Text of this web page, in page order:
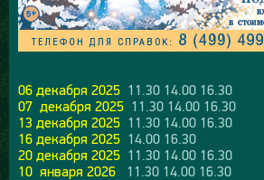
06 декабря 2025 11.30 14.00 16.30
07 декабря 2025 11.30 14.00 16.30
13 декабря 2025 11.30 14.00 16.30
16 декабря 2025 14.00 16.30
20 декабря 2025 11.30 14.00 16.30
10 января 2026
11.30 14.00 16.30